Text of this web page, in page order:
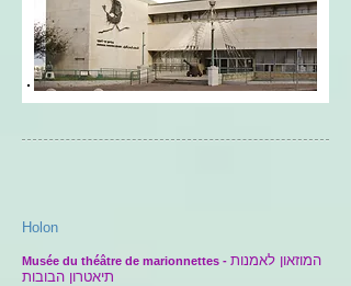
Holon
Musée du théâtre de marionnettes - המוזאון לאמנות
תיאטרון הבובות